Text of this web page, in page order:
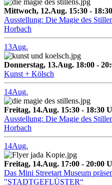
Mittwoch, 12.Aug. 15:30 -
Ausstellung: Die Magie des
Horbach
13Aug.
Donnerstag, 13.Aug. 18:00 -
Kunst + Kölsch
14Aug.
Freitag, 14.Aug. 15:30 - 18:30
Ausstellung: Die Magie des
Horbach
14Aug.
Freitag, 14.Aug. 17:00 - 20:00
Das Mini Streetart Museum
"STADTGEFLÜSTER“